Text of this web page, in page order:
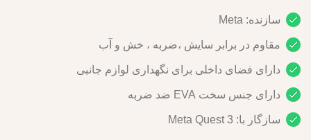
سازنده: Meta
مقاوم در برابر سایش ،ضربه ، خش و آب
دارای فضای داخلی برای نگهداری لوازم جانبی
دارای جنس سخت EVA ضد ضربه
سازگار با: Meta Quest 3